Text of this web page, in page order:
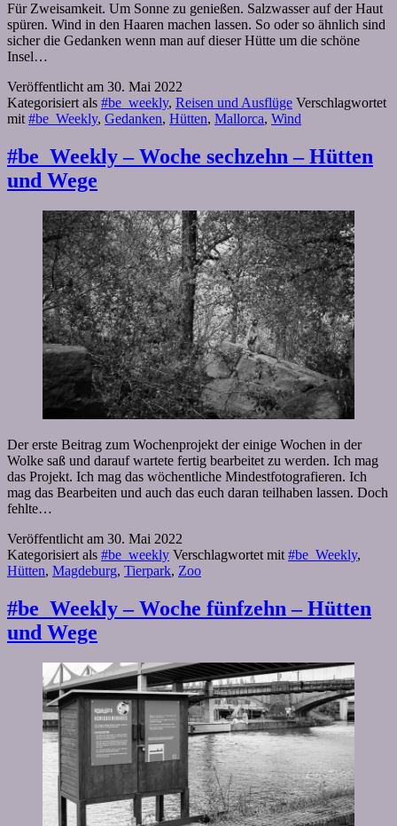
Für Zweisamkeit. Um Sonne zu genießen. Salzwasser auf der Haut
spüren. Wind in den Haaren machen lassen. So oder so ähnlich sind
sicher die Gedanken wenn man auf dieser Hütte um die schöne
Insel…
Veröffentlicht am 30. Mai 2022
Kategorisiert als #be_weekly, Reisen und Ausflüge Verschlagwortet
mit#be_Weekly, Gedanken, Hütten, Mallorca, Wind
#be_Weekly – Woche sechzehn – Hütten
und Wege
Der erste Beitrag zum Wochenprojekt der einige Wochen in der
Wolke saß und darauf wartete fertig bearbeitet zu werden. Ich mag
das Projekt. Ich mag das wöchentliche Mindestfotografieren. Ich
mag das Bearbeiten und auch das euch daran teilhaben lassen. Doch
fehlte…
Veröffentlicht am 30. Mai 2022
Kategorisiert als #be_weekly Verschlagwortet mit#be_Weekly,
Hütten, Magdeburg, Tierpark, Zoo
#be_Weekly – Woche fünfzehn – Hütten
und Wege